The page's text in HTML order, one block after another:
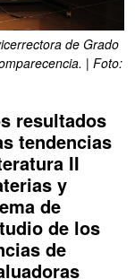
de Grado
| Foto:
resultados
tendencias
II
y
de
de los
de